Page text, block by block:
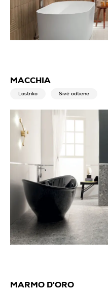
MACCHIA
Lastriko Sivé odtiene
MARMO D'ORO